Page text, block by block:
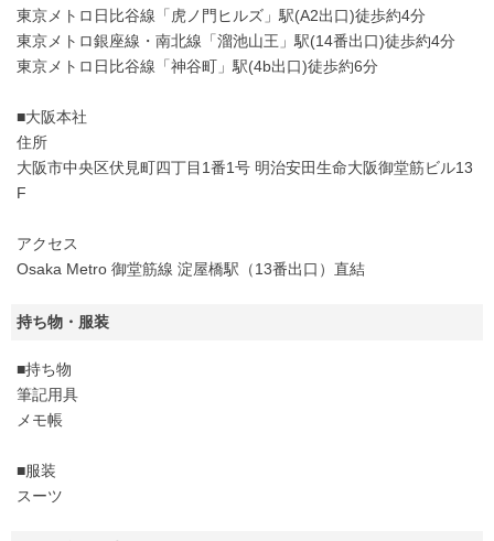
東京メトロ日比谷線「虎ノ門ヒルズ」駅(A2出口)徒歩約4分
東京メトロ銀座線・南北線「溜池山王」駅(14番出口)徒歩約4分
東京メトロ日比谷線「神谷町」駅(4b出口)徒歩約6分
■大阪本社
住所
大阪市中央区伏見町四丁目1番1号 明治安田生命大阪御堂筋ビル13
F
アクセス
Osaka Metro 御堂筋線 淀屋橋駅（13番出口）直結
持ち物・服装
■持ち物
筆記用具
メモ帳
■服装
スーツ